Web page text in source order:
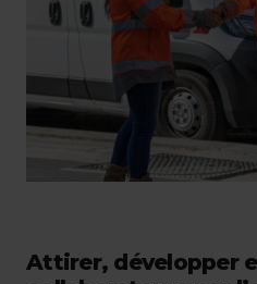
Attirer, développer